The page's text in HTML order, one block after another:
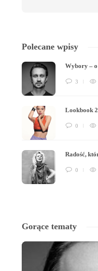
Polecane wpisy
Wybory –
3
Lookbook
0
Radość,
0
Gorące tematy